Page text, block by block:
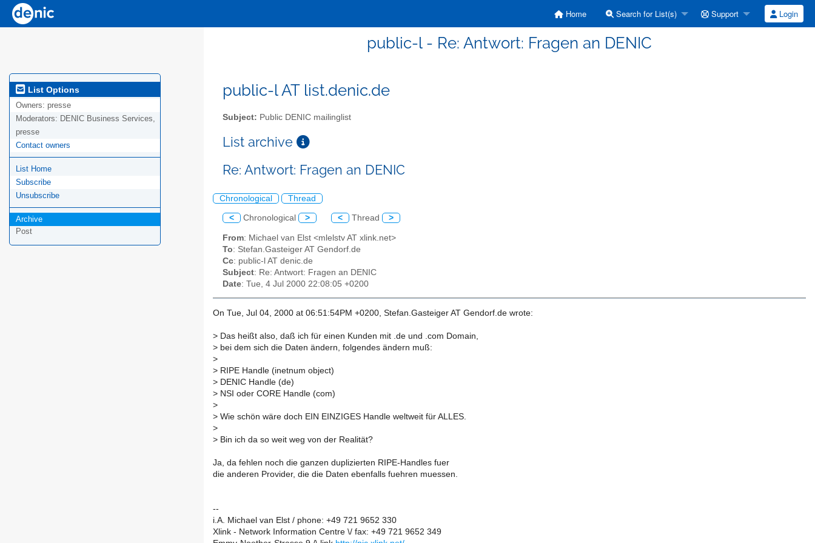
Home Search for List(s) Support Login
public-l - Re: Antwort: Fragen an DENIC
List Options
Owners: presse
Moderators: DENIC Business Services,
presse
Contact owners
List Home
Subscribe
Unsubscribe
Archive
Post
public-l AT list.denic.de
Subject: Public DENIC mailinglist
List archive
Re: Antwort: Fragen an DENIC
Chronological Thread
< Chronological > < Thread >
From: Michael van Elst <mlelstv AT xlink.net>
To: Stefan.Gasteiger AT Gendorf.de
Cc: public-l AT denic.de
Subject: Re: Antwort: Fragen an DENIC
Date: Tue, 4 Jul 2000 22:08:05 +0200
On Tue, Jul 04, 2000 at 06:51:54PM +0200, Stefan.Gasteiger AT Gendorf.de wrote:
> Das heißt also, daß ich für einen Kunden mit .de und .com Domain,
> bei dem sich die Daten ändern, folgendes ändern muß:
>
> RIPE Handle (inetnum object)
> DENIC Handle (de)
> NSI oder CORE Handle (com)
>
> Wie schön wäre doch EIN EINZIGES Handle weltweit für ALLES.
>
> Bin ich da so weit weg von der Realität?
Ja, da fehlen noch die ganzen duplizierten RIPE-Handles fuer
die anderen Provider, die die Daten ebenfalls fuehren muessen.
--
i.A. Michael van Elst / phone: +49 721 9652 330
Xlink - Network Information Centre \/ fax: +49 721 9652 349